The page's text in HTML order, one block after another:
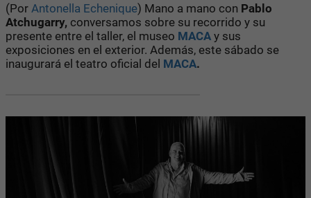
(Por Antonella Echenique) Mano a mano con Pablo
Atchugarry, conversamos sobre su recorrido y su
presente entre el taller, el museo MACA y sus
exposiciones en el exterior. Además, este sábado se
inaugurará el teatro oficial del MACA.